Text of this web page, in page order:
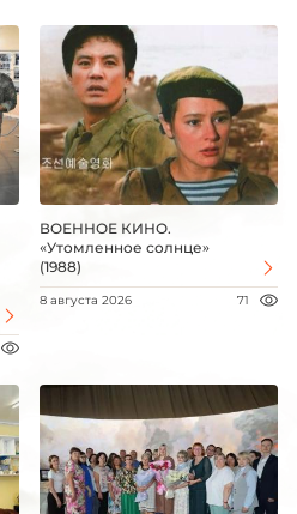
ВОЕННОЕ КИНО.
«Утомленное солнце»
(1988)
8 августа 2026 71